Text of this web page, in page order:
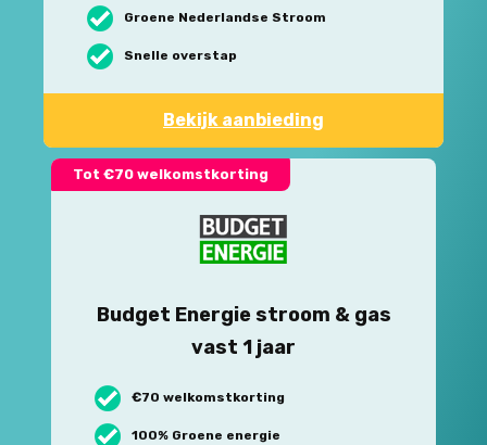
Groene Nederlandse Stroom
Snelle overstap
Bekijk aanbieding
Tot €70 welkomstkorting
Budget Energie stroom & gas
vast 1 jaar
€70 welkomstkorting
100% Groene energie